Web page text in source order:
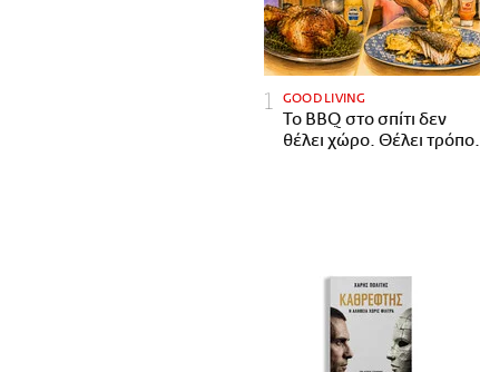
GOOD LIVING
Το BBQ στο σπίτι δεν
θέλει χώρο. Θέλει τρόπο.